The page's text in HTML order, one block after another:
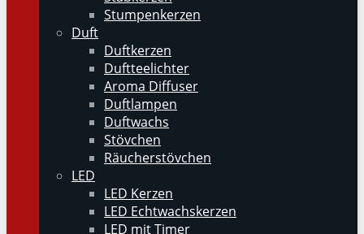
Stumpenkerzen
Duft
Duftkerzen
Duftteelichter
Aroma Diffuser
Duftlampen
Duftwachs
Stövchen
Räucherstövchen
LED
LED Kerzen
LED Echtwachskerzen
LED mit Timer